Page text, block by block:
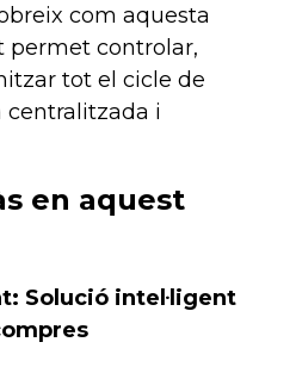
com aquesta
permet controlar,
tot el cicle de
centralitzada i
en aquest
Solució intel·ligent